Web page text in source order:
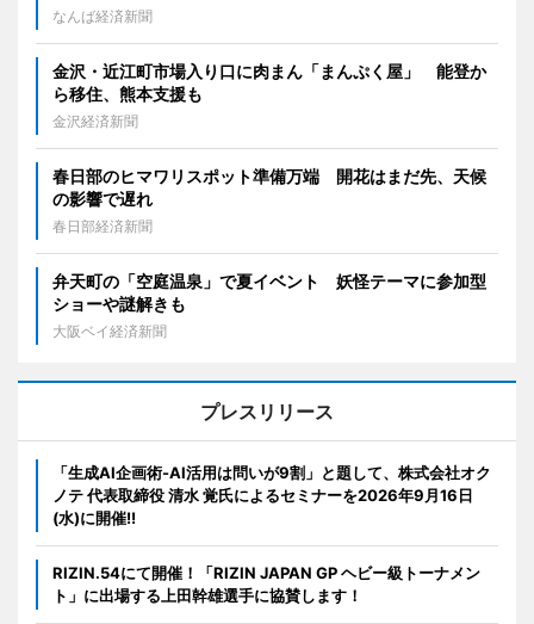
なんば経済新聞
金沢・近江町市場入り口に肉まん「まんぷく屋」 能登か
ら移住、熊本支援も
金沢経済新聞
春日部のヒマワリスポット準備万端 開花はまだ先、天候
の影響で遅れ
春日部経済新聞
弁天町の「空庭温泉」で夏イベント 妖怪テーマに参加型
ショーや謎解きも
大阪ベイ経済新聞
プレスリリース
「生成AI企画術-AI活用は問いが9割」と題して、株式会社オク
ノテ 代表取締役 清水 覚氏によるセミナーを2026年9月16日
(水)に開催!!
RIZIN.54にて開催！「RIZIN JAPAN GP ヘビー級トーナメン
ト」に出場する上田幹雄選手に協賛します！